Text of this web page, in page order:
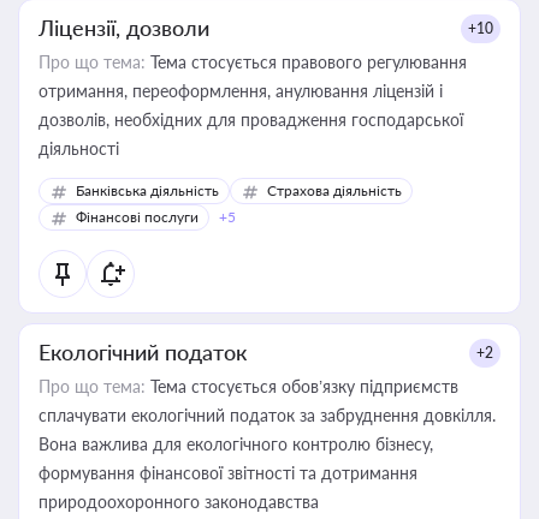
Ліцензії, дозволи +10
Про що тема: Тема стосується правового регулювання
отримання, переоформлення, анулювання ліцензій і
дозволів, необхідних для провадження господарської
діяльності
Банківська діяльність
Страхова діяльність
Фінансові послуги
+5
Екологічний податок +2
Про що тема: Тема стосується обов’язку підприємств
сплачувати екологічний податок за забруднення довкілля.
Вона важлива для екологічного контролю бізнесу,
формування фінансової звітності та дотримання
природоохоронного законодавства